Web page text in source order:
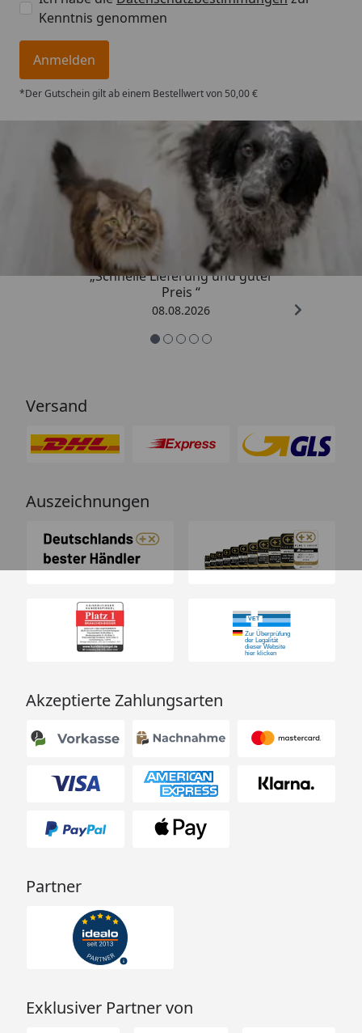
Kenntnis genommen
Anmelden
*Der Gutschein gilt ab einem Bestellwert von 50,00 €
Trusted Shops
4,73/ 5
„Schnelle Lieferung und guter
Preis “
08.08.2026
Versand
Auszeichnungen
Akzeptierte Zahlungsarten
Partner
Exklusiver Partner von